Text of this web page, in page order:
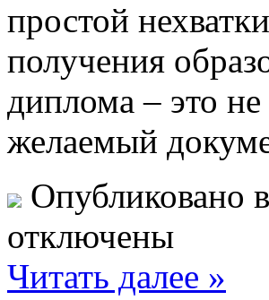
простой
получения
диплома – это
желаемый
Опубликовано
отключены
Читать далее »